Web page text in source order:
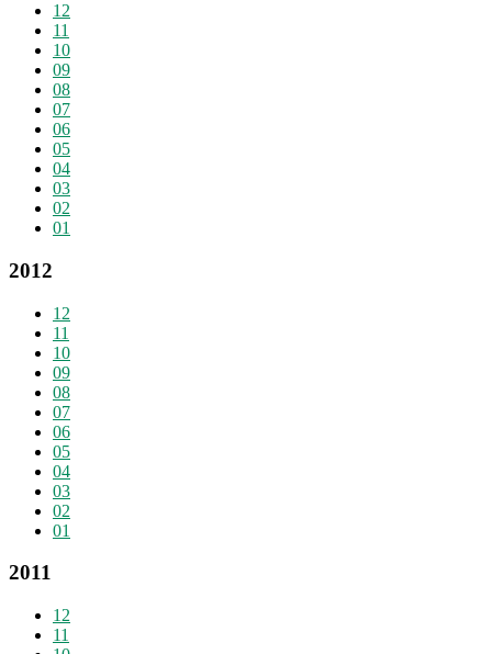
12
11
10
09
08
07
06
05
04
03
02
01
2012
12
11
10
09
08
07
06
05
04
03
02
01
2011
12
11